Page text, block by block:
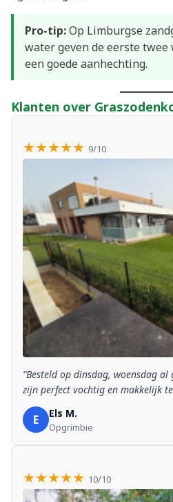
Pro-tip:Op Limburgse
water geven de eerste
een goede aanhechting.
Klanten over
★★★★★ 9/10
“Besteld op dinsdag, woensdag
zijn perfect vochtig en makkelijk
E Els M.
Opgrimbie
★★★★★ 10/10